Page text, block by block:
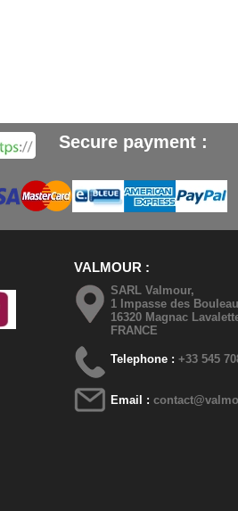
Secure payment :
VALMOUR
SARL Valmour,
1 Impasse des
16320 Magnac
FRANCE
Telephone :+33 545
Email :